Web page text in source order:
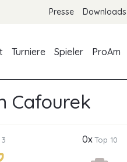
Presse Downloads
Turniere Spieler ProAm
Cafourek
0xTop 10